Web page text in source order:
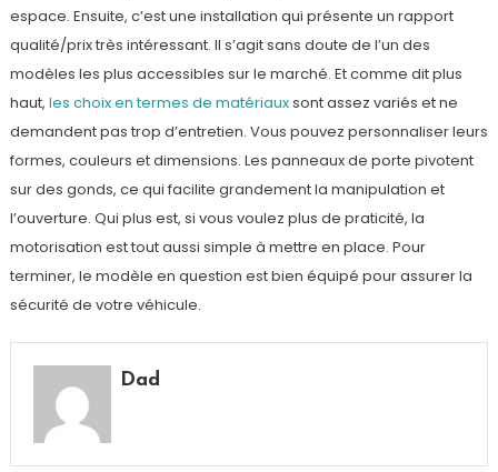
espace. Ensuite, c’est une installation qui présente un rapport
qualité/prix très intéressant. Il s’agit sans doute de l’un des
modèles les plus accessibles sur le marché. Et comme dit plus
haut, les choix en termes de matériauxsont assez variés et ne
demandent pas trop d’entretien. Vous pouvez personnaliser leurs
formes, couleurs et dimensions. Les panneaux de porte pivotent
sur des gonds, ce qui facilite grandement la manipulation et
l’ouverture. Qui plus est, si vous voulez plus de praticité, la
motorisation est tout aussi simple à mettre en place. Pour
terminer, le modèle en question est bien équipé pour assurer la
sécurité de votre véhicule.
Dad